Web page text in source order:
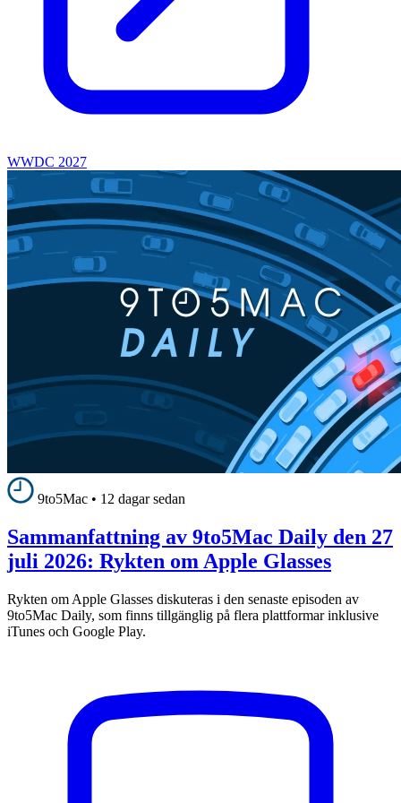
WWDC 2027
9to5Mac • 12 dagar sedan
Sammanfattning av 9to5Mac Daily den 27
juli 2026: Rykten om Apple Glasses
Rykten om Apple Glasses diskuteras i den senaste episoden av
9to5Mac Daily, som finns tillgänglig på flera plattformar inklusive
iTunes och Google Play.